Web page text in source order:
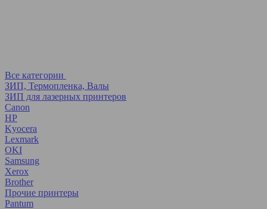
Все категории
ЗИП, Термопленка, Валы
ЗИП для лазерных принтеров
Canon
HP
Kyocera
Lexmark
OKI
Samsung
Xerox
Brother
Прочие принтеры
Pantum